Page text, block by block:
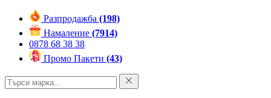
Разпродажба (198)
Намаление (7914)
0878 68 38 38
Промо Пакети (43)